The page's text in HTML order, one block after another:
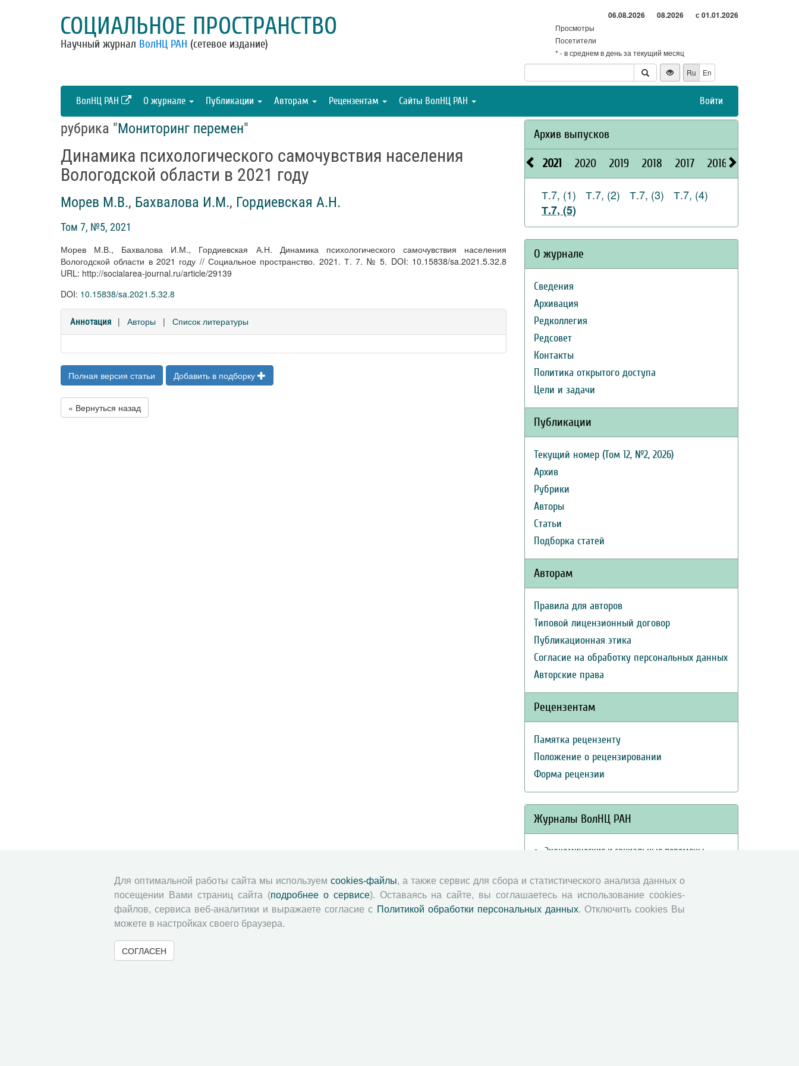
СОЦИАЛЬНОЕ ПРОСТРАНСТВО
Научный журнал ВолНЦ РАН (сетевое издание)
06.08.2026 08.2026 с 01.01.2026
Просмотры
Посетители
* - в среднем в день за текущий месяц
Ru
En
ВолНЦ РАН О журнале Публикации Авторам Рецензентам Сайты ВолНЦ РАН Войти
рубрика "Мониторинг перемен"
Динамика психологического самочувствия населения
Вологодской области в 2021 году
Морев М.В., Бахвалова И.М., Гордиевская А.Н.
Том 7, №5, 2021
Морев М.В., Бахвалова И.М., Гордиевская А.Н. Динамика психологического самочувствия населения
Вологодской области в 2021 году // Социальное пространство. 2021. Т. 7. № 5. DOI: 10.15838/sa.2021.5.32.8
URL: http://socialarea-journal.ru/article/29139
DOI: 10.15838/sa.2021.5.32.8
Аннотация | Авторы | Список литературы
Полная версия статьи Добавить в подборку
« Вернуться назад
Архив выпусков
2021 2020 2019 2018 2017 2016
Т.7, (1) Т.7, (2) Т.7, (3)
Т.7, (4)
Т.7, (5)
О журнале
Сведения
Архивация
Редколлегия
Редсовет
Контакты
Политика открытого доступа
Цели и задачи
Публикации
Текущий номер (Том 12, №2, 2026)
Архив
Рубрики
Авторы
Статьи
Подборка статей
Авторам
Правила для авторов
Типовой лицензионный договор
Публикационная этика
Согласие на обработку персональных данных
Авторские права
Рецензентам
Памятка рецензенту
Положение о рецензировании
Форма рецензии
Журналы ВолНЦ РАН
Экономические и социальные перемены
Вопросы территориального развития
Социальное пространство
Юный экономист
Для оптимальной работы сайта мы используем cookies-файлы, а также сервис для сбора и статистического анализа данных о
посещении Вами страниц сайта (подробнее о сервисе). Оставаясь на сайте, вы соглашаетесь на использование cookies-
файлов, сервиса веб-аналитики и выражаете согласие с Политикой обработки персональных данных. Отключить cookies Вы
можете в настройках своего браузера.
СОГЛАСЕН